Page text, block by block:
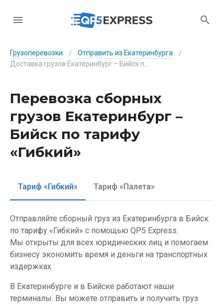
Грузоперевозки / Отправить из Екатеринбурга
/
Перевозка сборных
грузов Екатеринбург –
Бийск по тарифу
«Гибкий»
Тариф «Гибкий» Тариф «Палета»
Отправляйте сборный груз из Екатеринбурга в Бийск
по тарифу «Гибкий» с помощью QP5 Express.
Мы открыты для всех юридических лиц и помогаем
бизнесу экономить время и деньги на транспортных
издержках.
В Екатеринбурге и в Бийске работают наши
терминалы. Вы можете отправить и получить груз